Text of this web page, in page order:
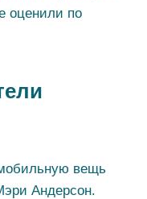
оценили по
вещь
Андерсон.